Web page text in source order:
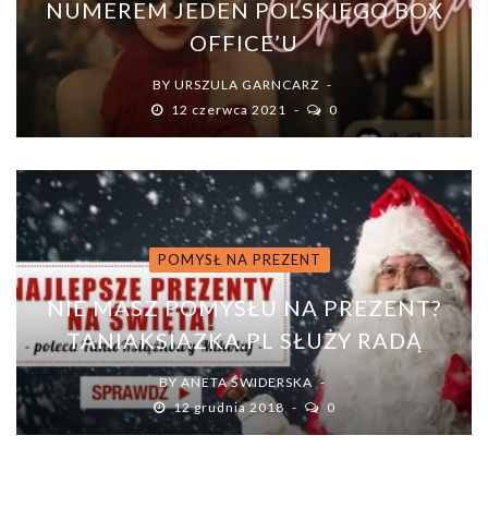
NUMEREM JEDEN POLSKIEGO BOX
OFFICE’U
BY URSZULA GARNCARZ
12 czerwca 2021
0
POMYSŁ NA PREZENT
NIE MASZ POMYSŁU NA PREZENT?
TANIAKSIAZKA.PL SŁUŻY RADĄ
BYANETA ŚWIDERSKA
12 grudnia 2018
0